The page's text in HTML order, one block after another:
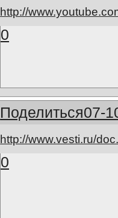
http://
0
Поделиться07-
http://www.vesti.ru/
0